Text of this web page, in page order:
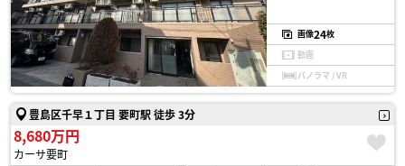
画像24枚
動画
パノラマ / VR
豊島区千早１丁目 要町駅 徒歩 3分
8,680万円
カーサ要町